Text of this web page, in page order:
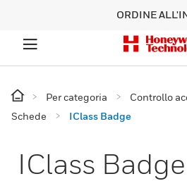
ORDINE
Per categoria Controllo
Schede
IClass Badge
IClass Badge